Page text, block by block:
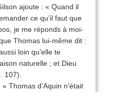
ajoute : « Quand il
ce qu’il faut que
je me réponds à moi-
Thomas lui-même dit :
loin qu’elle te
naturelle ; et Dieu
107).
Thomas d’Aquin n’était